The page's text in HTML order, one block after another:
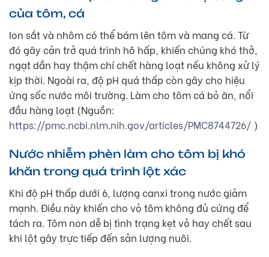
của tôm, cá
Ion sắt và nhôm có thể bám lên tôm và mang cá. Từ
đó gây cản trở quá trình hô hấp, khiến chúng khó thở,
ngạt dần hay thậm chí chết hàng loạt nếu không xử lý
kịp thời. Ngoài ra, độ pH quá thấp còn gây cho hiệu
ứng sốc nước môi trường. Làm cho tôm cá bỏ ăn, nổi
đầu hàng loạt (Nguồn:
https://pmc.ncbi.nlm.nih.gov/articles/PMC8744726/ )
Nước nhiễm phèn làm cho tôm bị khó
khăn trong quá trình lột xác
Khi độ pH thấp dưới 6, lượng canxi trong nước giảm
mạnh. Điều này khiến cho vỏ tôm không đủ cứng để
tách ra. Tôm non dễ bị tình trạng kẹt vỏ hay chết sau
khi lột gây trực tiếp đến sản lượng nuôi.